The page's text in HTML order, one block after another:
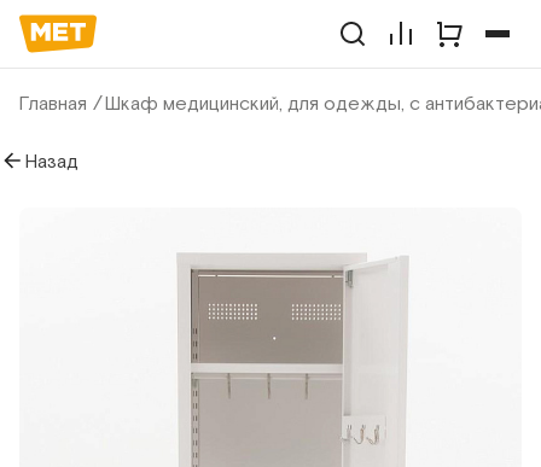
Главная Шкаф медицинский, для одежды, с
Назад